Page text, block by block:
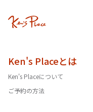
Ken's Placeとは
Ken's Placeについて
ご予約の方法